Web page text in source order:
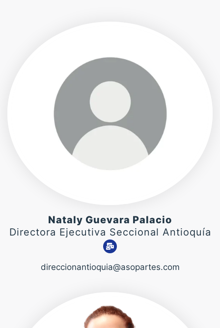
Nataly Guevara Palacio
Directora Ejecutiva Seccional Antioquía
direccionantioquia@asopartes.com